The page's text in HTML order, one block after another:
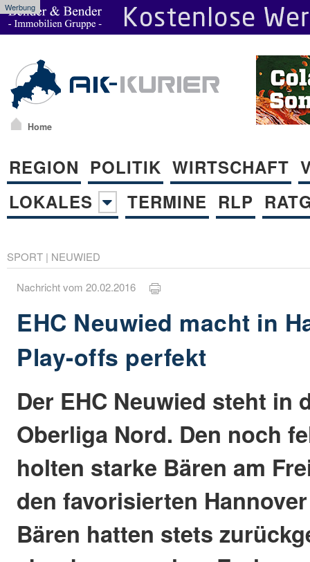
Werbung
Home
REGION POLITIK WIRTSCHAFT
LOKALES
TERMINE RLP
SPORT | NEUWIED
Nachricht vom 20.02.2016
EHC Neuwied macht in
Play-offs perfekt
Der EHC Neuwied steht in
Oberliga Nord. Den noch
holten starke Bären am
den favorisierten
Bären hatten stets